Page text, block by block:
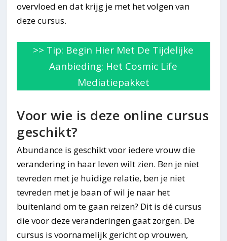
overvloed en dat krijg je met het volgen van
deze cursus.
>> Tip: Begin Hier Met De Tijdelijke
Aanbieding: Het Cosmic Life
Mediatiepakket
Voor wie is deze online cursus
geschikt?
Abundance is geschikt voor iedere vrouw die
verandering in haar leven wilt zien. Ben je niet
tevreden met je huidige relatie, ben je niet
tevreden met je baan of wil je naar het
buitenland om te gaan reizen? Dit is dé cursus
die voor deze veranderingen gaat zorgen. De
cursus is voornamelijk gericht op vrouwen,